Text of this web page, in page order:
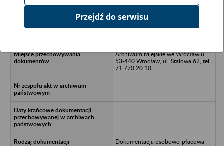
Szkoła Podstawowa 55 - Wrocław
Archiwum Miejskie we Wrocławiu,
53-440 Wrocław, ul. Stalowa 62, tel.
71 770 20 10
Dokumentacja osobowo-płacowa
Przejdź do serwisu